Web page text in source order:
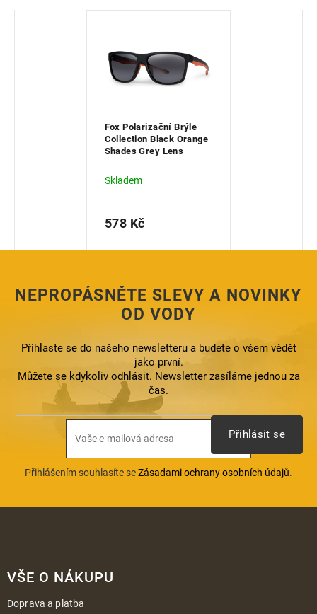
Fox Polarizační Brýle
Collection Black Orange
Shades Grey Lens
Skladem
578 Kč
NEPROPÁSNĚTE SLEVY A NOVINKY
OD VODY
Přihlaste se do našeho newsletteru a budete o všem vědět
jako první.
Můžete se kdykoliv odhlásit. Newsletter zasíláme jednou za
čas.
Přihlášením souhlasíte seZásadami ochrany osobních údajů.
Přihlásit se
VŠE O NÁKUPU
Doprava a platba